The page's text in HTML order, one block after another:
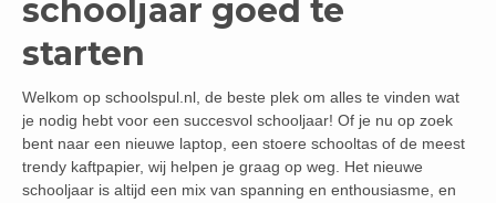
schooljaar goed te
starten
Welkom op schoolspul.nl, de beste plek om alles te vinden wat
je nodig hebt voor een succesvol schooljaar! Of je nu op zoek
bent naar een nieuwe laptop, een stoere schooltas of de meest
trendy kaftpapier, wij helpen je graag op weg. Het nieuwe
schooljaar is altijd een mix van spanning en enthousiasme, en